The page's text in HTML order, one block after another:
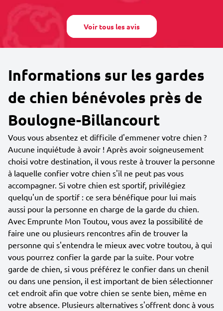
Voir tous les avis
Informations sur les gardes
de chien bénévoles près de
Boulogne-Billancourt
Vous vous absentez et difficile d'emmener votre chien ?
Aucune inquiétude à avoir ! Après avoir soigneusement
choisi votre destination, il vous reste à trouver la personne
à laquelle confier votre chien s'il ne peut pas vous
accompagner. Si votre chien est sportif, privilégiez
quelqu'un de sportif : ce sera bénéfique pour lui mais
aussi pour la personne en charge de la garde du chien.
Avec Emprunte Mon Toutou, vous avez la possibilité de
faire une ou plusieurs rencontres afin de trouver la
personne qui s'entendra le mieux avec votre toutou, à qui
vous pourrez confier la garde par la suite. Pour votre
garde de chien, si vous préférez le confier dans un chenil
ou dans une pension, il est important de bien sélectionner
cet endroit afin que votre chien se sente bien, même en
votre absence. Plusieurs alternatives s'offrent donc à vous